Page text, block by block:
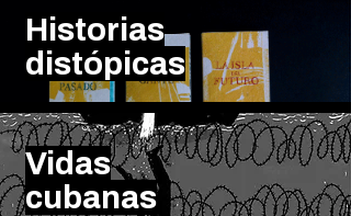
Historias
distópicas
Vidas
cubanas